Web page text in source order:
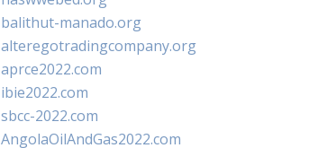
balithut-manado.org
alteregotradingcompany.org
aprce2022.com
ibie2022.com
sbcc-2022.com
AngolaOilAndGas2022.com